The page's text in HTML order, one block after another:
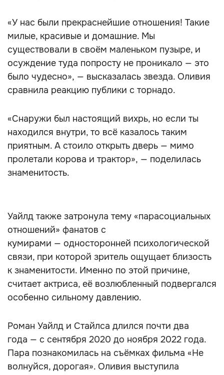
«У нас были прекраснейшие отношения! Такие
милые, красивые и домашние. Мы
существовали в своём маленьком пузыре, и
осуждение туда попросту не проникало — это
было чудесно», — высказалась звезда. Оливия
сравнила реакцию публики с торнадо.
«Снаружи был настоящий вихрь, но если ты
находился внутри, то всё казалось таким
приятным. А стоило открыть дверь — мимо
пролетали корова и трактор», — поделилась
знаменитость.
Уайлд также затронула тему «парасоциальных
отношений» фанатов с
кумирами — односторонней психологической
связи, при которой зритель ощущает близость
к знаменитости. Именно по этой причине,
считает актриса, её возлюбленный подвергался
особенно сильному давлению.
Роман Уайлд и Стайлса длился почти два
года — с сентября 2020 до ноября 2022 года.
Пара познакомилась на съёмках фильма «Не
волнуйся, дорогая». Оливия выступила